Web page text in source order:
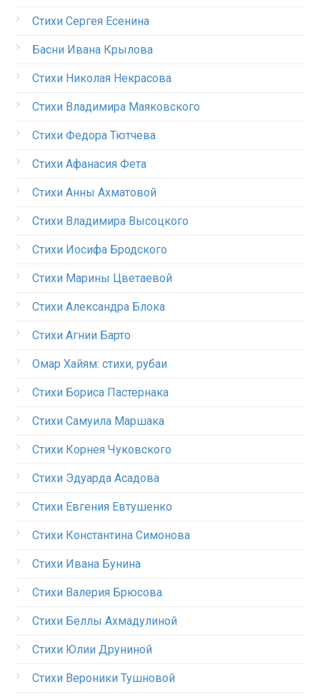
Стихи Сергея Есенина
Басни Ивана Крылова
Стихи Николая Некрасова
Стихи Владимира Маяковского
Стихи Федора Тютчева
Стихи Афанасия Фета
Стихи Анны Ахматовой
Стихи Владимира Высоцкого
Стихи Иосифа Бродского
Стихи Марины Цветаевой
Стихи Александра Блока
Стихи Агнии Барто
Омар Хайям: стихи, рубаи
Стихи Бориса Пастернака
Стихи Самуила Маршака
Стихи Корнея Чуковского
Стихи Эдуарда Асадова
Стихи Евгения Евтушенко
Стихи Константина Симонова
Стихи Ивана Бунина
Стихи Валерия Брюсова
Стихи Беллы Ахмадулиной
Стихи Юлии Друниной
Стихи Вероники Тушновой